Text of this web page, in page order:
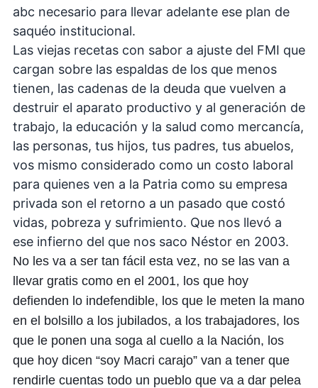
abc necesario para llevar adelante ese plan de
saquéo institucional.
Las viejas recetas con sabor a ajuste del FMI que
cargan sobre las espaldas de los que menos
tienen, las cadenas de la deuda que vuelven a
destruir el aparato productivo y al generación de
trabajo, la educación y la salud como mercancía,
las personas, tus hijos, tus padres, tus abuelos,
vos mismo considerado como un costo laboral
para quienes ven a la Patria como su empresa
privada son el retorno a un pasado que costó
vidas, pobreza y sufrimiento. Que nos llevó a
ese infierno del que nos saco Néstor en 2003.
No les va a ser tan fácil esta vez, no se las van a
llevar gratis como en el 2001, los que hoy
defienden lo indefendible, los que le meten la mano
en el bolsillo a los jubilados, a los trabajadores, los
que le ponen una soga al cuello a la Nación, los
que hoy dicen “soy Macri carajo” van a tener que
rendirle cuentas todo un pueblo que va a dar pelea